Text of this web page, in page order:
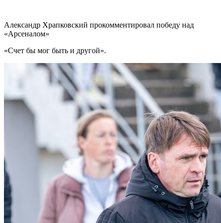
Александр Храпковский прокомментировал победу над
«Арсеналом»
«Счет бы мог быть и другой».